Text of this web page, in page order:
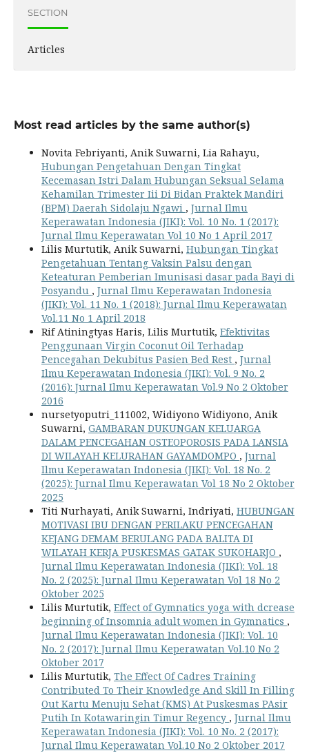
SECTION
Articles
Most read articles by the same author(s)
Novita Febriyanti, Anik Suwarni, Lia Rahayu,
Hubungan Pengetahuan Dengan Tingkat
Kecemasan Istri Dalam Hubungan Seksual Selama
Kehamilan Trimester Iii Di Bidan Praktek Mandiri
(BPM) Daerah Sidolaju Ngawi , Jurnal Ilmu
Keperawatan Indonesia (JIKI): Vol. 10 No. 1 (2017):
Jurnal Ilmu Keperawatan Vol 10 No 1 April 2017
Lilis Murtutik, Anik Suwarni, Hubungan Tingkat
Pengetahuan Tentang Vaksin Palsu dengan
Keteaturan Pemberian Imunisasi dasar pada Bayi di
Posyandu , Jurnal Ilmu Keperawatan Indonesia
(JIKI): Vol. 11 No. 1 (2018): Jurnal Ilmu Keperawatan
Vol.11 No 1 April 2018
Rif Atiningtyas Haris, Lilis Murtutik, Efektivitas
Penggunaan Virgin Coconut Oil Terhadap
Pencegahan Dekubitus Pasien Bed Rest , Jurnal
Ilmu Keperawatan Indonesia (JIKI): Vol. 9 No. 2
(2016): Jurnal Ilmu Keperawatan Vol.9 No 2 Oktober
2016
nursetyoputri_111002, Widiyono Widiyono, Anik
Suwarni, GAMBARAN DUKUNGAN KELUARGA
DALAM PENCEGAHAN OSTEOPOROSIS PADA LANSIA
DI WILAYAH KELURAHAN GAYAMDOMPO , Jurnal
Ilmu Keperawatan Indonesia (JIKI): Vol. 18 No. 2
(2025): Jurnal Ilmu Keperawatan Vol 18 No 2 Oktober
2025
Titi Nurhayati, Anik Suwarni, Indriyati, HUBUNGAN
MOTIVASI IBU DENGAN PERILAKU PENCEGAHAN
KEJANG DEMAM BERULANG PADA BALITA DI
WILAYAH KERJA PUSKESMAS GATAK SUKOHARJO ,
Jurnal Ilmu Keperawatan Indonesia (JIKI): Vol. 18
No. 2 (2025): Jurnal Ilmu Keperawatan Vol 18 No 2
Oktober 2025
Lilis Murtutik, Effect of Gymnatics yoga with dcrease
beginning of Insomnia adult women in Gymnatics ,
Jurnal Ilmu Keperawatan Indonesia (JIKI): Vol. 10
No. 2 (2017): Jurnal Ilmu Keperawatan Vol.10 No 2
Oktober 2017
Lilis Murtutik, The Effect Of Cadres Training
Contributed To Their Knowledge And Skill In Filling
Out Kartu Menuju Sehat (KMS) At Puskesmas PAsir
Putih In Kotawaringin Timur Regency , Jurnal Ilmu
Keperawatan Indonesia (JIKI): Vol. 10 No. 2 (2017):
Jurnal Ilmu Keperawatan Vol.10 No 2 Oktober 2017